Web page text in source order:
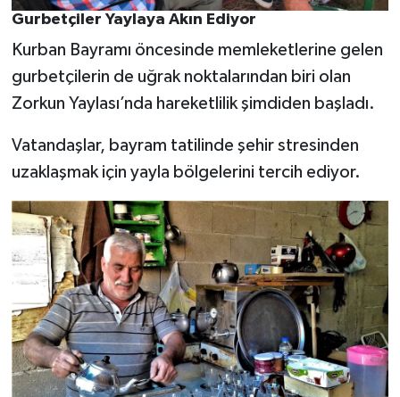
Gurbetçiler Yaylaya Akın Ediyor
Kurban Bayramı öncesinde memleketlerine gelen
gurbetçilerin de uğrak noktalarından biri olan
Zorkun Yaylası’nda hareketlilik şimdiden başladı.
Vatandaşlar, bayram tatilinde şehir stresinden
uzaklaşmak için yayla bölgelerini tercih ediyor.